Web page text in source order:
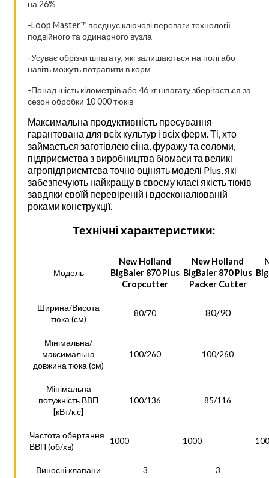
на 26%
-Loop Master™ поєднує ключові переваги технології
подвійного та одинарного вузла
-Усуває обрізки шпагату, які залишаються на полі або
навіть можуть потрапити в корм
-Понад шість кілометрів або 46 кг шпагату зберігається за
сезон обробки 10 000 тюків
Максимальна продуктивність пресування
гарантована для всіх культур і всіх ферм. Ті, хто
займається заготівлею сіна, фуражу та соломи,
підприємства з виробництва біомаси та великі
агропідприємтсва точно оцінять моделі Plus, які
забезпечують найкращу в своєму класі якість тюків
завдяки своїй перевіреній і вдосконалюваній
роками конструкції.
Технічні характеристики:
Модель
New Holland
BigBaler 870 Plus
Cropcutter
New Holland
BigBaler 870 Plus
Packer Cutter
Ширина/Висота
тюка (см)
80/70 80/90
Мінімальна/
максимальна
довжина тюка (см)
100/260 100/260
Мінімальна
потужність ВВП
[кВт/к.с]
100/136 85/116
Частота обертання
ВВП (об/хв)
1000 1000
Виносні клапани 3 3